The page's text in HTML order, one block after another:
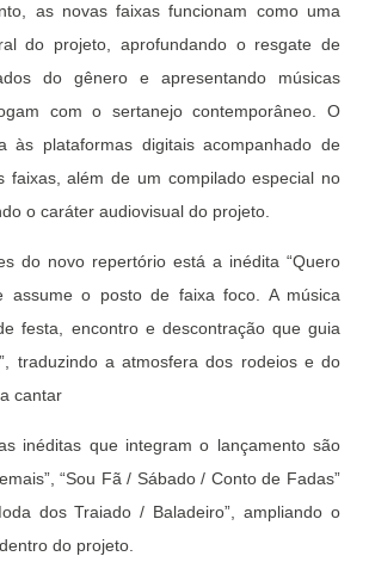
as novas faixas funcionam como uma
do projeto, aprofundando o resgate de
do gênero e apresentando músicas
com o sertanejo contemporâneo. O
às plataformas digitais acompanhado de
faixas, além de um compilado especial no
o caráter audiovisual do projeto.
do novo repertório está a inédita “Quero
assume o posto de faixa foco. A música
festa, encontro e descontração que guia
traduzindo a atmosfera dos rodeios e do
cantar
inéditas que integram o lançamento são
“Sou Fã / Sábado / Conto de Fadas”
dos Traiado / Baladeiro”, ampliando o
do projeto.